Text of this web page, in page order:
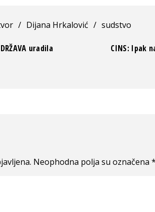
/ Dijana Hrkalović / sudstvo
uradila
CINS: Ipak
Neophodna polja su označena *